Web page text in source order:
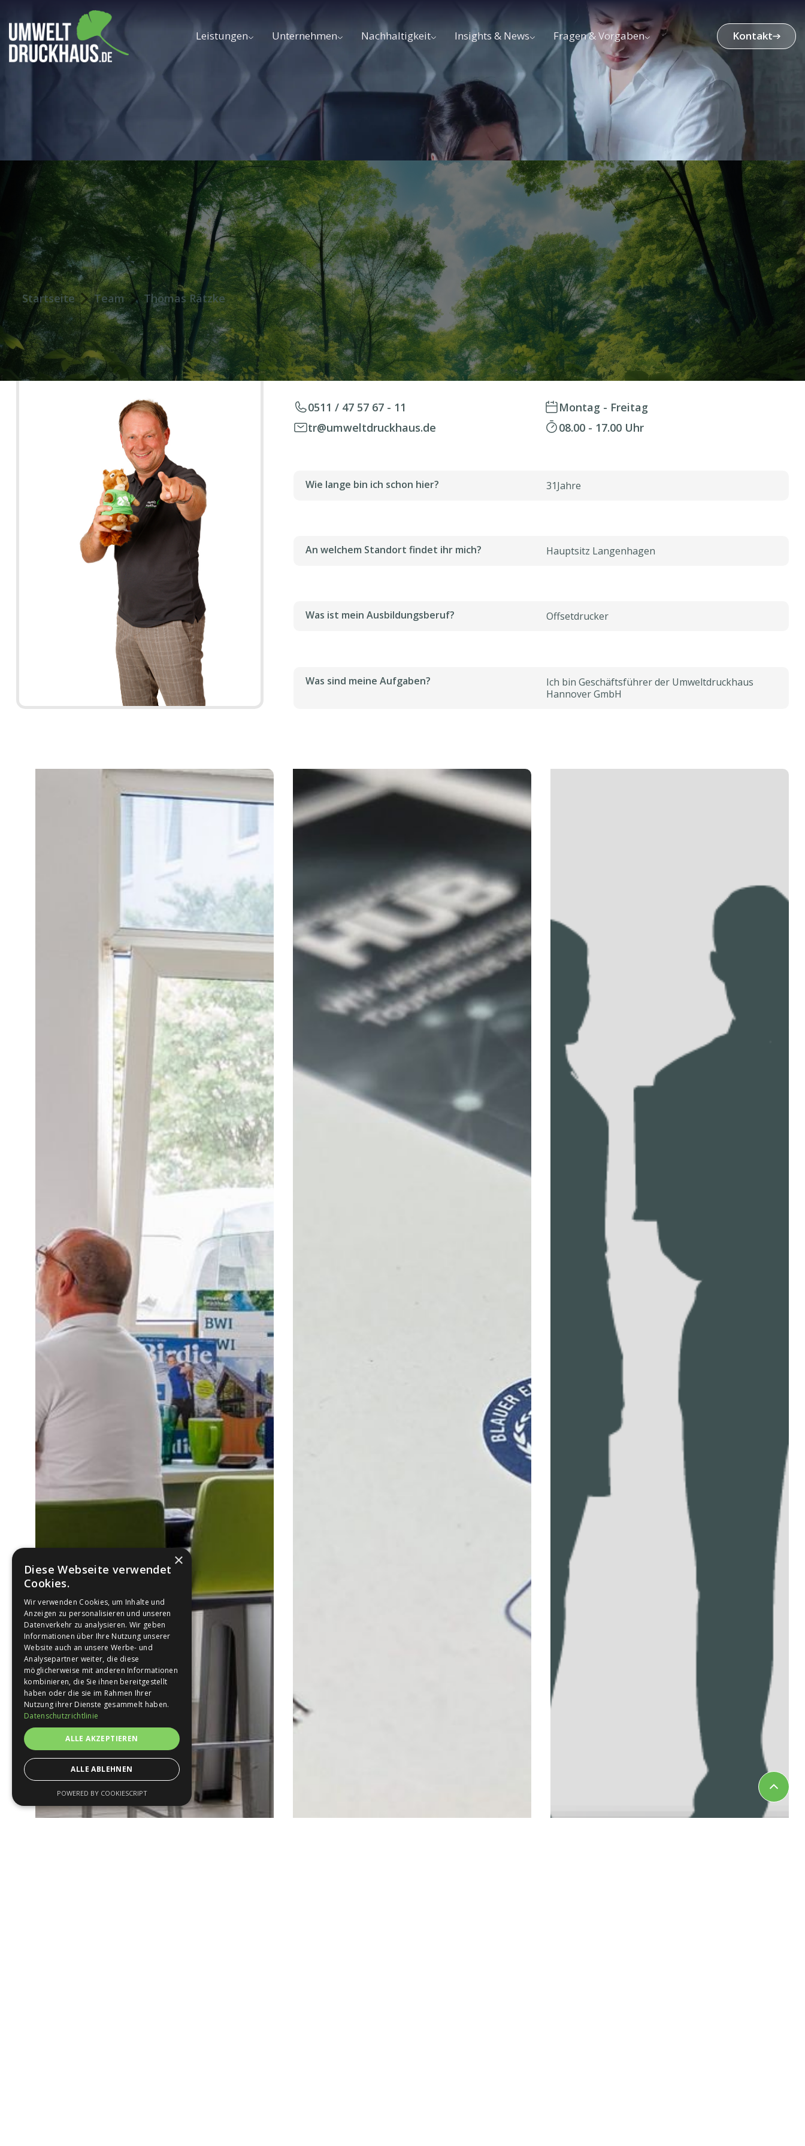
Leistungen Unternehmen Nachhaltigkeit Insights & News Fragen & Vorgaben Kontakt
Startseite Team Thomas Rätzke
Leitung
0511 / 47 57 67 - 11
tr@umweltdruckhaus.de
Montag - Freitag
08.00 - 17.00 Uhr
Wie lange bin ich schon hier? 31Jahre
An welchem Standort findet ihr mich? Hauptsitz Langenhagen
Was ist mein Ausbildungsberuf? Offsetdrucker
Was sind meine Aufgaben?
Ich bin Geschäftsführer der Umweltdruckhaus
Hannover GmbH
×
Diese Webseite verwendet
Cookies.
Wir verwenden Cookies, um Inhalte und
Anzeigen zu personalisieren und unseren
Datenverkehr zu analysieren. Wir geben
Informationen über Ihre Nutzung unserer
Website auch an unsere Werbe- und
Analysepartner weiter, die diese
möglicherweise mit anderen Informationen
kombinieren, die Sie ihnen bereitgestellt
haben oder die sie im Rahmen Ihrer
Nutzung ihrer Dienste gesammelt haben.
Datenschutzrichtlinie
ALLE AKZEPTIEREN
ALLE ABLEHNEN
POWERED BY COOKIESCRIPT